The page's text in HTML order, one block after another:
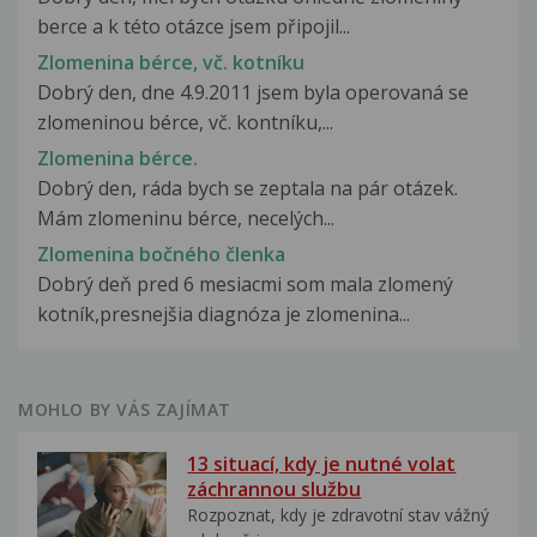
berce a k této otázce jsem připojil...
Zlomenina bérce, vč. kotníku
Dobrý den, dne 4.9.2011 jsem byla operovaná se
zlomeninou bérce, vč. kontníku,...
Zlomenina bérce.
Dobrý den, ráda bych se zeptala na pár otázek.
Mám zlomeninu bérce, necelých...
Zlomenina bočného členka
Dobrý deň pred 6 mesiacmi som mala zlomený
kotník,presnejšia diagnóza je zlomenina...
MOHLO BY VÁS ZAJÍMAT
13 situací, kdy je nutné volat
záchrannou službu
Rozpoznat, kdy je zdravotní stav vážný